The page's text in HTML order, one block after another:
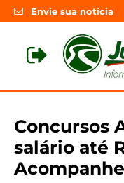
Envie sua notícia
Concursos
salário até